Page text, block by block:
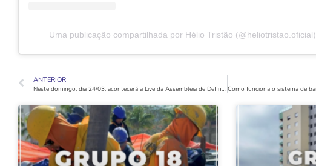
Uma publicação compartilhada por Hélio Tristão (@heliotristao.oficial)
ANTERIOR
Neste domingo, dia 24/03, acontecerá a Live da Assembleia de Definição de Chaves do Grupo 11 Bloco “C”.